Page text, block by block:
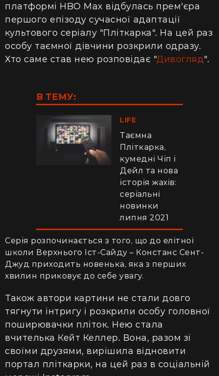
платформі HBO Max відбулась прем'єра
першого епізоду сучасної адаптації
культового серіалу "Пліткарка". На цей раз
особу таємної дівчини розкрили одразу.
Хто саме став нею розповідає "Дивогляд".
В ТЕМУ:
LIFE
Таємна
Пліткарка,
кумедні Чіп і
Дейл та нова
історія жахів:
серіальні
новинки
липня 2021
Серія розпочинається з того, що до елітної
школи Верхнього Іст-Сайду – Констанс Сент-
Джуд приходить новенька, яка з перших
хвилин приковує до себе увагу.
Також автори картини не стали довго
тягнути інтригу і розкрили особу головної
поширювачки пліток. Нею стала
вчителька Кейт Келлер. Вона, разом зі
своїми друзями, вирішила відновити
портал пліткарки, на цей раз в соціальній